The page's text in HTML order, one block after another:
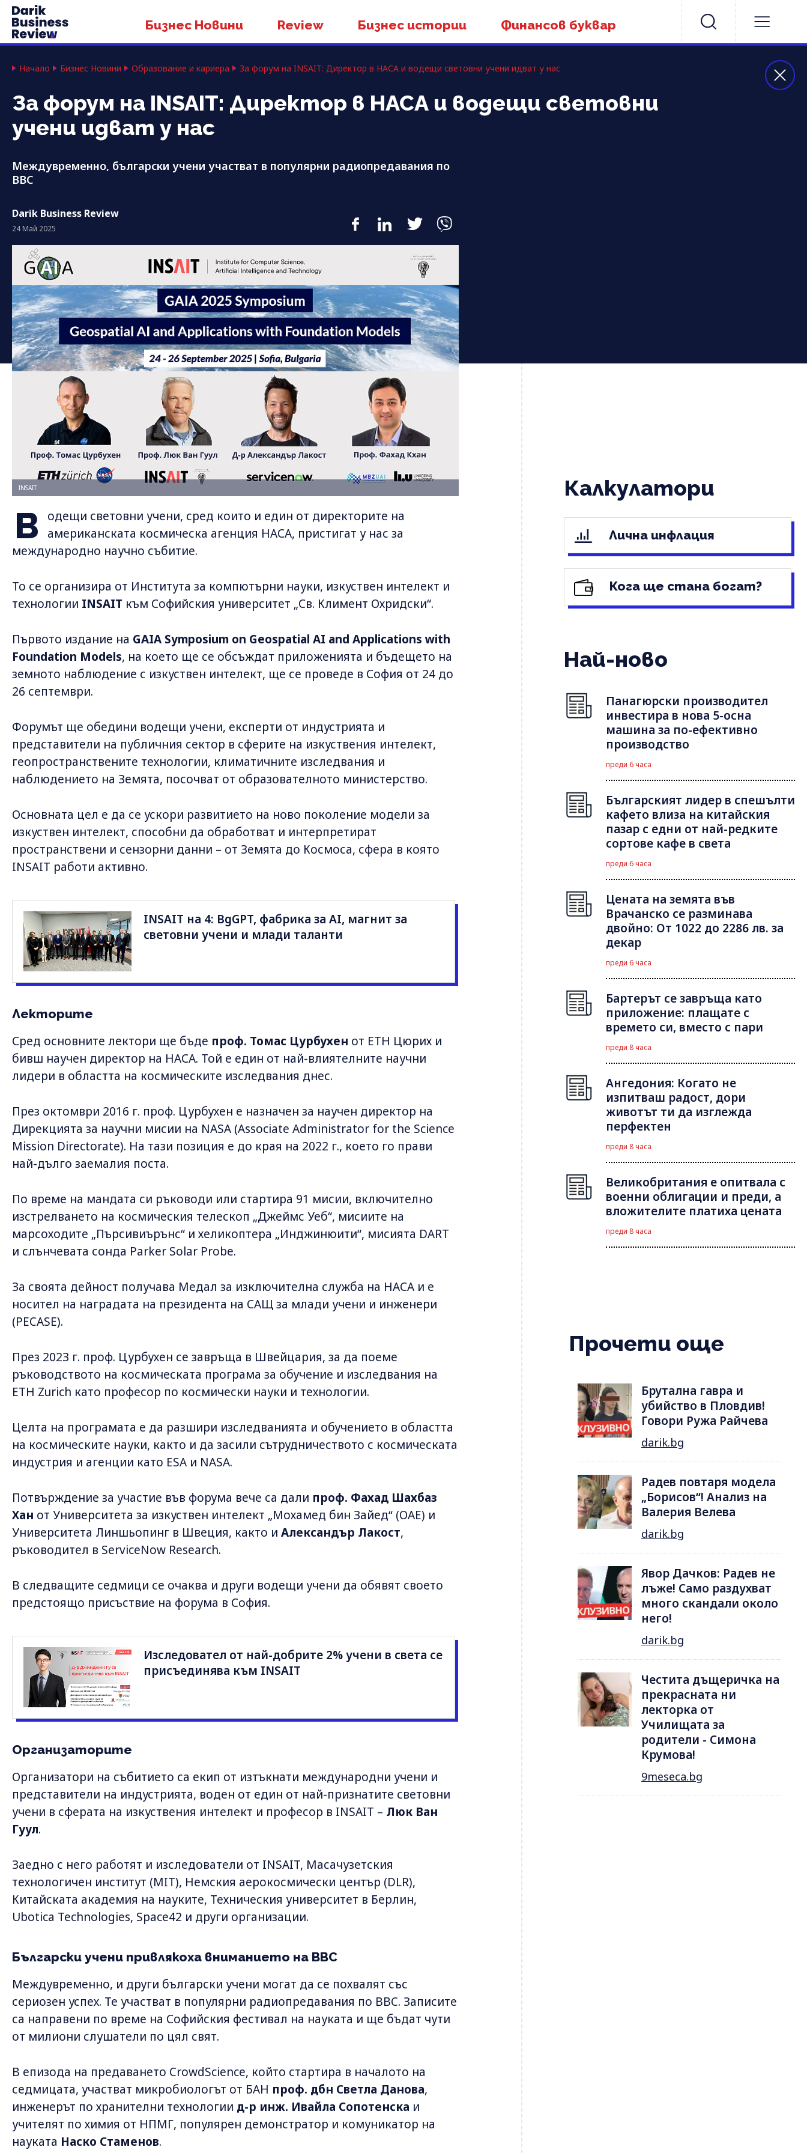
Бизнес Новини Review Бизнес истории Финансов буквар
Начало Бизнес Новини Образование и кариера За форум на INSAIT: Директор в НАСА и водещи световни учени идват у нас
За форум на INSAIT: Директор в НАСА и водещи световни
учени идват у нас
Междувременно, български учени участват в популярни радиопредавания по
BBC
Darik Business Review
24 Май 2025
INSAIT
В
одещи световни учени, сред които и един от директорите на
американската космическа агенция НАСА, пристигат у нас за
международно научно събитие.
То се организира от Института за компютърни науки, изкуствен интелект и
технологии INSAIT към Софийския университет „Св. Климент Охридски“.
Първото издание на GAIA Symposium on Geospatial AI and Applications with
Foundation Models, на което ще се обсъждат приложенията и бъдещето на
земното наблюдение с изкуствен интелект, ще се проведе в София от 24 до
26 септември.
Форумът ще обедини водещи учени, експерти от индустрията и
представители на публичния сектор в сферите на изкуствения интелект,
геопространствените технологии, климатичните изследвания и
наблюдението на Земята, посочват от образователното министерство.
Основната цел е да се ускори развитието на ново поколение модели за
изкуствен интелект, способни да обработват и интерпретират
пространствени и сензорни данни – от Земята до Космоса, сфера в която
INSAIT работи активно.
INSAIT на 4: BgGPT, фабрика за AI, магнит за
световни учени и млади таланти
Лекторите
Сред основните лектори ще бъде проф. Томас Цурбухен от ETH Цюрих и
бивш научен директор на НАСА. Той е един от най-влиятелните научни
лидери в областта на космическите изследвания днес.
През октомври 2016 г. проф. Цурбухен е назначен за научен директор на
Дирекцията за научни мисии на NASA (Associate Administrator for the Science
Mission Directorate). На тази позиция е до края на 2022 г., което го прави
най-дълго заемалия поста.
По време на мандата си ръководи или стартира 91 мисии, включително
изстрелването на космическия телескоп „Джеймс Уеб“, мисиите на
марсоходите „Пърсивиърънс“ и хеликоптера „Инджинюити“, мисията DART
и слънчевата сонда Parker Solar Probe.
За своята дейност получава Медал за изключителна служба на НАСА и е
носител на наградата на президента на САЩ за млади учени и инженери
(PECASE).
През 2023 г. проф. Цурбухен се завръща в Швейцария, за да поеме
ръководството на космическата програма за обучение и изследвания на
ЕTH Zurich като професор по космически науки и технологии.
Целта на програмата е да разшири изследванията и обучението в областта
на космическите науки, както и да засили сътрудничеството с космическата
индустрия и агенции като ESA и NASA.
Потвърждение за участие във форума вече са дали проф. Фахад Шахбаз
Хан от Университета за изкуствен интелект „Мохамед бин Зайед“ (ОАЕ) и
Университета Линшьопинг в Швеция, както и Александър Лакост,
ръководител в ServiceNow Research.
В следващите седмици се очаква и други водещи учени да обявят своето
предстоящо присъствие на форума в София.
Изследовател от най-добрите 2% учени в света се
присъединява към INSAIT
Организаторите
Организатори на събитието са екип от изтъкнати международни учени и
представители на индустрията, воден от един от най-признатите световни
учени в сферата на изкуствения интелект и професор в INSAIT – Люк Ван
Гуул.
Заедно с него работят и изследователи от INSAIT, Масачузетския
технологичен институт (MIT), Немския аерокосмически център (DLR),
Китайската академия на науките, Техническия университет в Берлин,
Ubotica Technologies, Space42 и други организации.
Български учени привлякоха вниманието на BBC
Междувременно, и други български учени могат да се похвалят със
сериозен успех. Те участват в популярни радиопредавания по BBC. Записите
са направени по време на Софийския фестивал на науката и ще бъдат чути
от милиони слушатели по цял свят.
В епизода на предаването CrowdScience, който стартира в началото на
седмицата, участват микробиологът от БАН проф. дбн Светла Данова,
инженерът по хранителни технологии д-р инж. Ивайла Сопотенска и
учителят по химия от НПМГ, популярен демонстратор и комуникатор на
науката Наско Стаменов.
Калкулатори
Лична инфлация
Кога ще стана богат?
Най-ново
Панагюрски производител
инвестира в нова 5-осна
машина за по-ефективно
производство
преди 6 часа
Българският лидер в спешълти
кафето влиза на китайския
пазар с едни от най-редките
сортове кафе в света
преди 6 часа
Цената на земята във
Врачанско се разминава
двойно: От 1022 до 2286 лв. за
декар
преди 6 часа
Бартерът се завръща като
приложение: плащате с
времето си, вместо с пари
преди 8 часа
Ангедония: Когато не
изпитваш радост, дори
животът ти да изглежда
перфектен
преди 8 часа
Великобритания е опитвала с
военни облигации и преди, а
вложителите платиха цената
преди 8 часа
Прочети още
Брутална гавра и
убийство в Пловдив!
Говори Ружа Райчева
darik.bg
Радев повтаря модела
„Борисов“! Анализ на
Валерия Велева
darik.bg
Явор Дачков: Радев не
лъже! Само раздухват
много скандали около
него!
darik.bg
Честита дъщеричка на
прекрасната ни
лекторка от
Училищата за
родители - Симона
Крумова!
9meseca.bg